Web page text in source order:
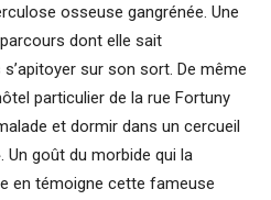
osseuse gangrénée. Une
dont elle sait
sur son sort. De même
particulier de la rue Fortuny
et dormir dans un cercueil
Un goût du morbide qui la
en témoigne cette fameuse